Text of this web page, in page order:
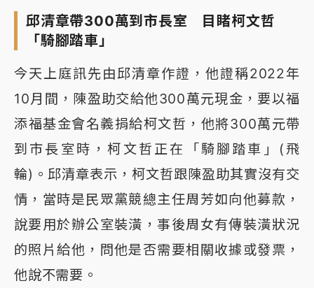
邱清章帶300萬到市長室 目睹柯文哲
「騎腳踏車」
今天上庭訊先由邱清章作證，他證稱2022年
10月間，陳盈助交給他300萬元現金，要以福
添福基金會名義捐給柯文哲，他將300萬元帶
到市長室時，柯文哲正在「騎腳踏車」(飛
輪)。邱清章表示，柯文哲跟陳盈助其實沒有交
情，當時是民眾黨競總主任周芳如向他募款，
說要用於辦公室裝潢，事後周女有傳裝潢狀況
的照片給他，問他是否需要相關收據或發票，
他說不需要。